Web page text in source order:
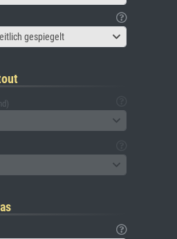
gespiegelt